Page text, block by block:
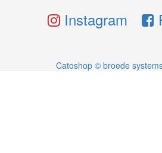
Instagram
Catoshop © broede